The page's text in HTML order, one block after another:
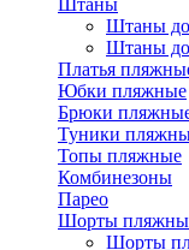
Штаны
Штаны
Штаны
Платья
Юбки пляжные
Брюки
Туники
Топы пляжные
Комбинезоны
Парео
Шорты
Шорты